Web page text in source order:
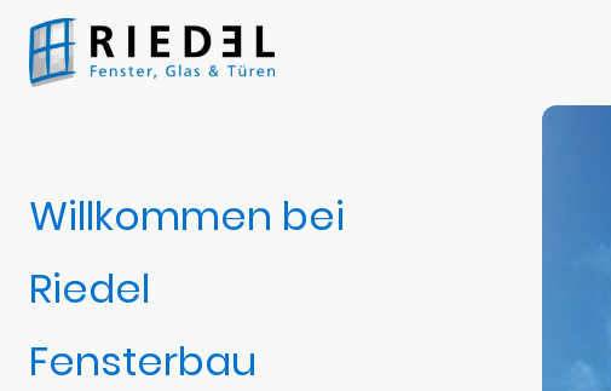
Willkommen bei
Riedel
Fensterbau